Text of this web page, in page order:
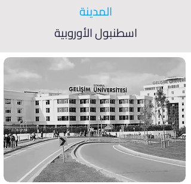
المدينة
اسطنبول الأوروبية